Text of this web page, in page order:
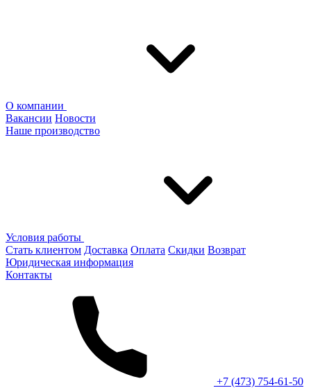
О компании
Вакансии Новости
Наше производство
Условия работы
Стать клиентом Доставка Оплата Скидки Возврат
Юридическая информация
Контакты
+7 (473) 754-61-50